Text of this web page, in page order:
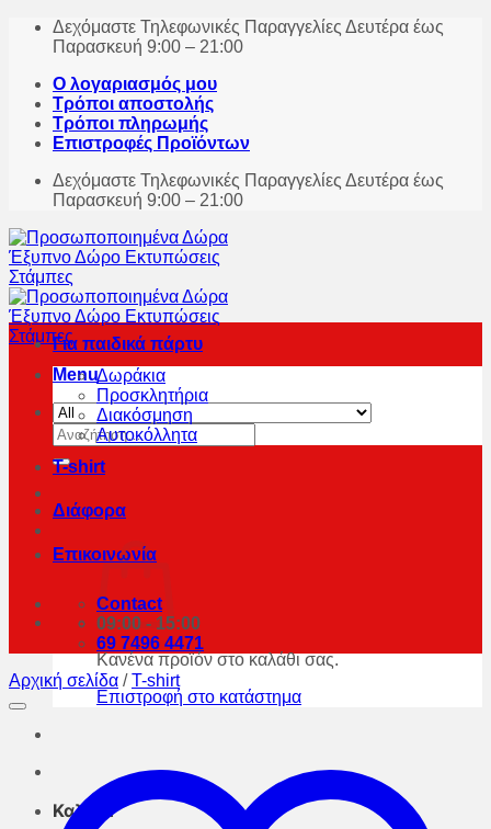
Skip
Δεχόμαστε Τηλεφωνικές Παραγγελίες Δευτέρα έως
Παρασκευή 9:00 – 21:00
Ο λογαριασμός μου
Τρόποι αποστολής
Τρόποι πληρωμής
Επιστροφές Προϊόντων
Δεχόμαστε Τηλεφωνικές Παραγγελίες Δευτέρα έως
Παρασκευή 9:00 – 21:00
Menu
Αναζήτηση
για:
Κανένα προϊόν στο καλάθι σας.
Επιστροφή στο κατάστημα
Καλάθι
Για παιδικά πάρτυ
Δωράκια
Προσκλητήρια
Διακόσμηση
Αυτοκόλλητα
T-shirt
Διάφορα
Επικοινωνία
Contact
09:00 - 15:00
69 7496 4471
Αρχική σελίδα / T-shirt